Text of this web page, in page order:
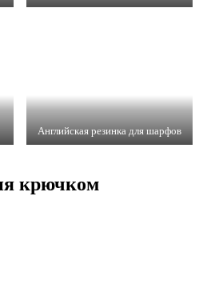
Английская резинка для шарфов
крючком